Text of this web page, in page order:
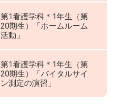
第1看護学科＊1年生（第
20期生）「ホームルーム
活動」
第1看護学科＊1年生（第
20期生）「バイタルサイ
ン測定の演習」